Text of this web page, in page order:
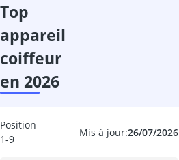
top
appareil
coiffeur
en 2026
Mis à jour:26/07/2026
Position
1-9